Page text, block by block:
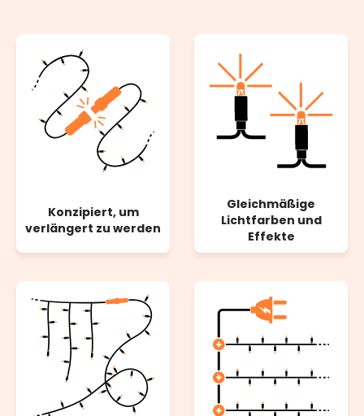
Konzipiert, um
verlängert zu werden
Gleichmäßige
Lichtfarben und
Effekte